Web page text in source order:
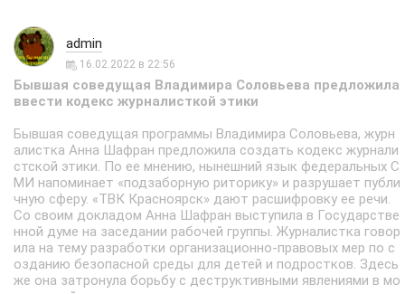
admin
16.02.2022 в 22:56
Бывшая соведущая Владимира Соловьева предложила
ввести кодекс журналисткой этики
Бывшая соведущая программы Владимира Соловьева, журн
алистка Анна Шафран предложила создать кодекс журнали
стской этики. По ее мнению, нынешний язык федеральных С
МИ напоминает «подзаборную риторику» и разрушает публи
чную сферу. «ТВК Красноярск» дают расшифровку ее речи.
Со своим докладом Анна Шафран выступила в Государстве
нной думе на заседании рабочей группы. Журналистка говор
ила на тему разработки организационно-правовых мер по с
озданию безопасной среды для детей и подростков. Здесь
же она затронула борьбу с деструктивными явлениями в мо